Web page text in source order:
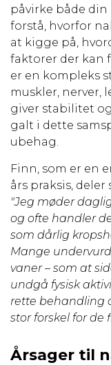
påvirke både din
forstå, hvorfor
at kigge på,
faktorer der kan
er en kompleks
muskler, nerver,
giver stabilitet
galt i dette
ubehag.
Finn, som er en
års praksis,
"Jeg møder
og ofte handler
som dårlig
Mange
vaner – som at
undgå fysisk
rette behandling
stor forskel for de
Årsager til